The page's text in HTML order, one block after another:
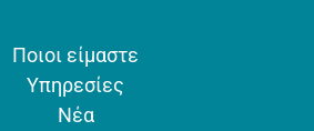
Ποιοι είμαστε
Υπηρεσίες
Νέα